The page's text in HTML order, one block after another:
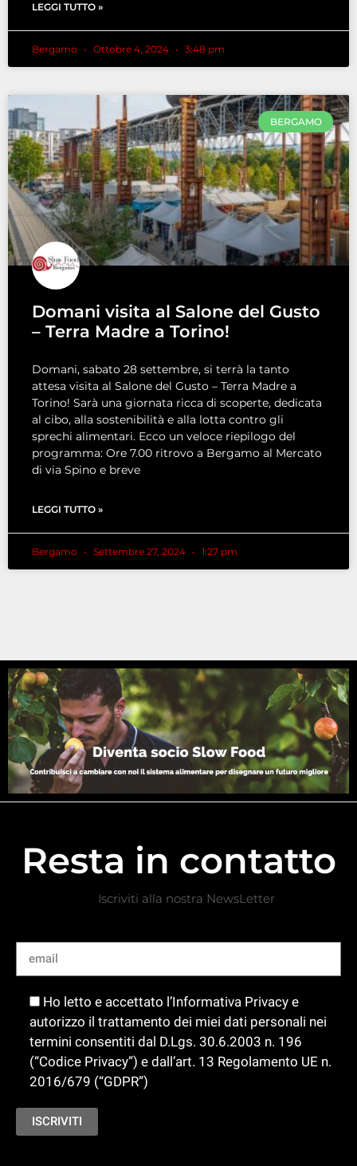
LEGGI TUTTO »
Bergamo Ottobre 4, 2024 3:48 pm
BERGAMO
Domani visita al Salone del Gusto
– Terra Madre a Torino!
Domani, sabato 28 settembre, si terrà la tanto
attesa visita al Salone del Gusto – Terra Madre a
Torino! Sarà una giornata ricca di scoperte, dedicata
al cibo, alla sostenibilità e alla lotta contro gli
sprechi alimentari. Ecco un veloce riepilogo del
programma: Ore 7.00 ritrovo a Bergamo al Mercato
di via Spino e breve
LEGGI TUTTO »
Bergamo Settembre 27, 2024 1:27 pm
Resta in contatto
Iscriviti alla nostra NewsLetter
Ho letto e accettato l’Informativa Privacy e
autorizzo il trattamento dei miei dati personali nei
termini consentiti dal D.Lgs. 30.6.2003 n. 196
(“Codice Privacy”) e dall’art. 13 Regolamento UE n.
2016/679 (“GDPR”)